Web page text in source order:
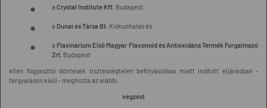
a Crystal Institute Kft. Budapest,
a Dunai és Társa Bt. Kiskunhalas és
a Flavinárium Első Magyar Flavonoid és Antioxidáns Termék Forgalmazó
Zrt. Budapest
ellen fogyasztói döntések tisztességtelen befolyásolása miatt indított eljárásban -
tárgyaláson kívül - meghozta az alábbi
végzést